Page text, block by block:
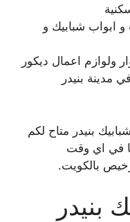
ابواب شبابيك و
ولوازم اعمال ديكور
مدينة بنيدر
بنيدر متاح لكم
في اي وقت
بالكويت.
بنيدر